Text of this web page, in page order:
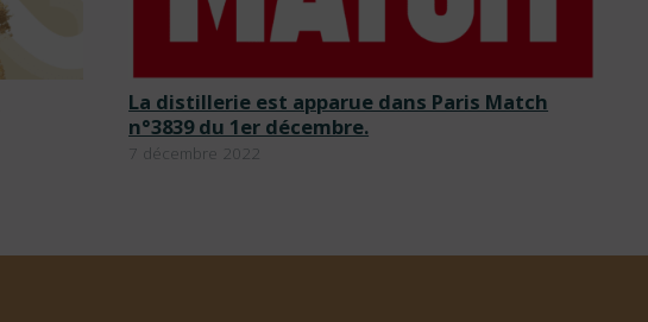
La distillerie est apparue dans Paris Match
n°3839 du 1er décembre.
7 décembre 2022